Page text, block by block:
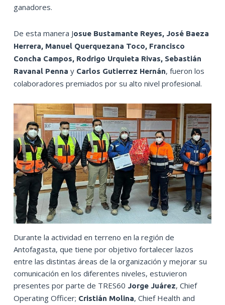
ganadores.
De esta manera Josue Bustamante Reyes, José Baeza
Herrera, Manuel Querquezana Toco, Francisco
Concha Campos, Rodrigo Urquieta Rivas, Sebastián
Ravanal Penna y Carlos Gutierrez Hernán, fueron los
colaboradores premiados por su alto nivel profesional.
Durante la actividad en terreno en la región de
Antofagasta, que tiene por objetivo fortalecer lazos
entre las distintas áreas de la organización y mejorar su
comunicación en los diferentes niveles, estuvieron
presentes por parte de TRES60 Jorge Juárez, Chief
Operating Officer; Cristián Molina, Chief Health and